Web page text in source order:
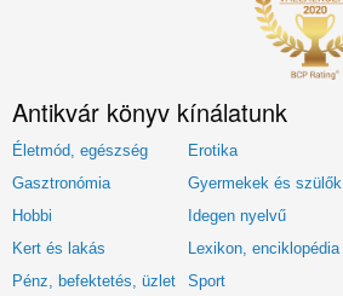
Antikvár könyv kínálatunk
Életmód, egészség Erotika
Gasztronómia
Gyermekek és szülők
Hobbi
Idegen nyelvű
Kert és lakás
Lexikon, enciklopédia
Pénz, befektetés, üzlet
Sport